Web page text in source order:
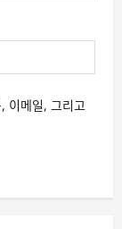
이메일, 그리고